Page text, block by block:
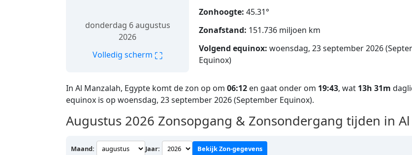
donderdag 6 augustus
2026
Volledig scherm ⛶
Zonhoogte: 45.31°
Zonafstand: 151.736 miljoen km
Volgend equinox: woensdag, 23 september 2026
Equinox)
In Al Manzalah, Egypte komt de zon op om 06:12 en gaat onder om 19:43, wat 13h 31m
equinox is op woensdag, 23 september 2026 (September Equinox).
Augustus 2026 Zonsopgang & Zonsondergang tijden in
Maand: Jaar: Bekijk Zon-gegevens